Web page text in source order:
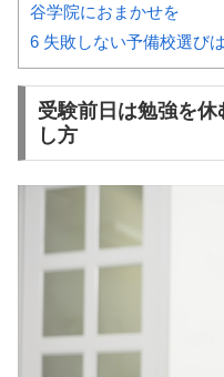
谷学院におまかせを
6 失敗しない予備校選び
受験前日は勉強を
し方